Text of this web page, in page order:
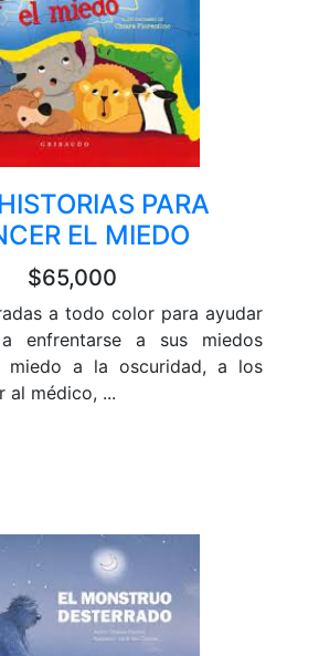
PARA
EL MIEDO
$65,000
a todo color para ayudar
enfrentarse a sus miedos
miedo a la oscuridad, a los
al médico, ...